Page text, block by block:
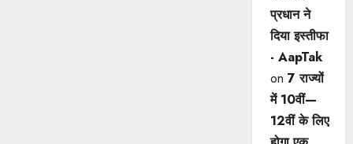
प्रधान ने
दिया इस्तीफा
- AapTak
on 7 राज्यों
में 10वीं—
12वीं ​के लिए